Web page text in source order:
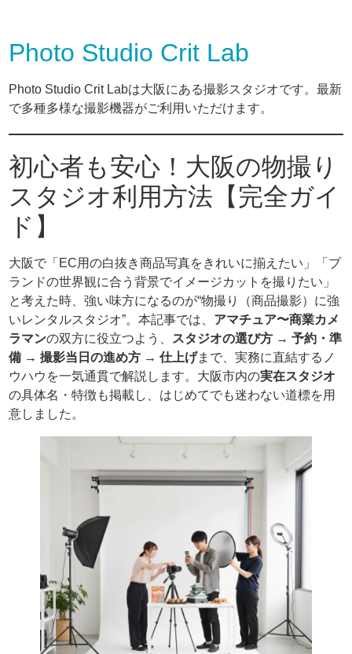
Photo Studio Crit Lab
Photo Studio Crit Labは大阪にある撮影スタジオです。最新
で多種多様な撮影機器がご利用いただけます。
初心者も安心！大阪の物撮り
スタジオ利用方法【完全ガイ
ド】
大阪で「EC用の白抜き商品写真をきれいに揃えたい」「ブ
ランドの世界観に合う背景でイメージカットを撮りたい」
と考えた時、強い味方になるのが“物撮り（商品撮影）に強
いレンタルスタジオ”。本記事では、 アマチュア〜商業カメ
ラマンの双方に役立つよう、
スタジオの選び方 → 予約・準
備 → 撮影当日の進め方 → 仕上げまで、実務に直結するノ
ウハウを一気通貫で解説します。大阪市内の実在スタジオ
の具体名・特徴も掲載し、はじめてでも迷わない道標を用
意しました。